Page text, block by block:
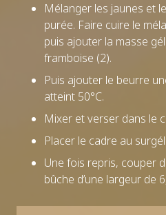
Mélanger les jaunes et
purée. Faire cuire le
puis ajouter la masse
framboise (2).
Puis ajouter le beurre
atteint 50°C.
Mixer et verser dans le
Placer le cadre au
Une fois repris, couper
bûche d’une largeur de